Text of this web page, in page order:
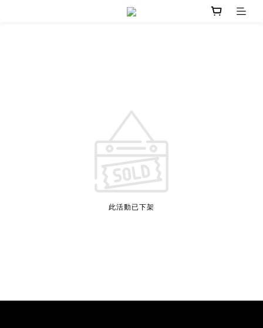
此活動已下架